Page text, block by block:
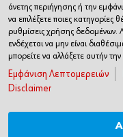
άνετης περιήγησης ή την
να επιλέξετε ποιες κατηγορίες
ρυθμίσεις χρήσης δεδομένων.
ενδέχεται να μην είναι
μπορείτε να αλλάξετε αυτήν
Εμφάνιση Λεπτομερειών
Disclaimer